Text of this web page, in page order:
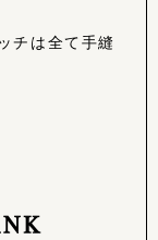
チは全て手縫